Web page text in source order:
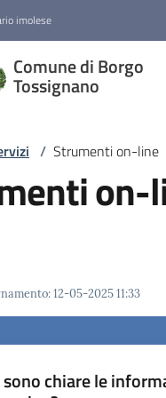
imolese
Comune di Borgo
Tossignano
Comune di
Borgo
/ Strumenti on-line
on-
:12-05-2025 11:33
chiare le